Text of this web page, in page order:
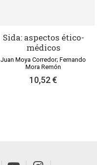
Sida: aspectos ético-
médicos
Juan Moya Corredor; Fernando
Mora Remón
10,52 €